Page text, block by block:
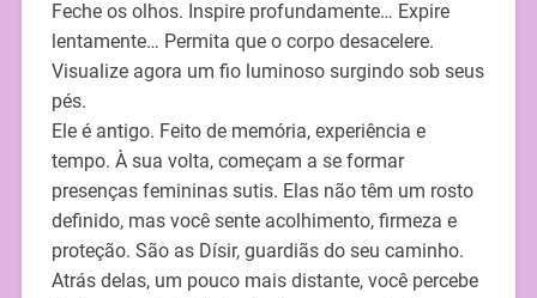
Feche os olhos. Inspire profundamente… Expire
lentamente… Permita que o corpo desacelere.
Visualize agora um fio luminoso surgindo sob seus
pés.
Ele é antigo. Feito de memória, experiência e
tempo. À sua volta, começam a se formar
presenças femininas sutis. Elas não têm um rosto
definido, mas você sente acolhimento, firmeza e
proteção. São as Dísir, guardiãs do seu caminho.
Atrás delas, um pouco mais distante, você percebe